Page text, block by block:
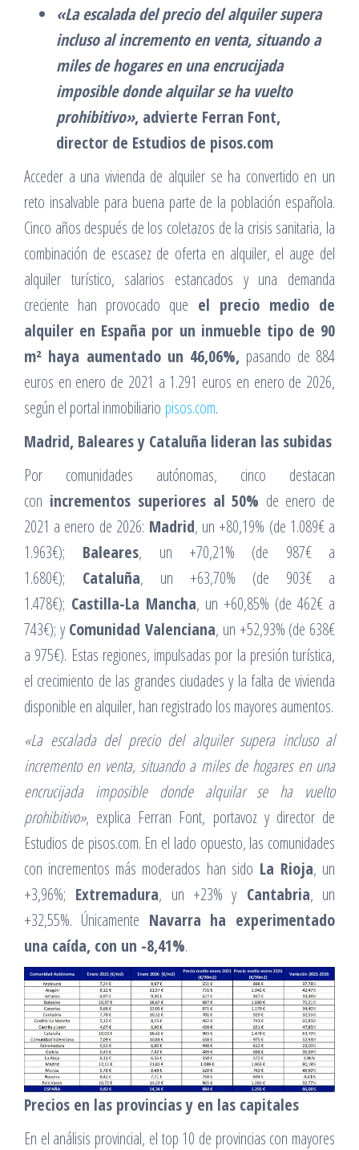
«La escalada del precio del alquiler supera
incluso al incremento en venta, situando a
miles de hogares en una encrucijada
imposible donde alquilar se ha vuelto
prohibitivo», advierte Ferran Font,
director de Estudios de pisos.com
Acceder a una vivienda de alquiler se ha convertido en un
reto insalvable para buena parte de la población española.
Cinco años después de los coletazos de la crisis sanitaria, la
combinación de escasez de oferta en alquiler, el auge del
alquiler turístico, salarios estancados y una demanda
creciente han provocado que el precio medio de
alquiler en España por un inmueble tipo de 90
m² haya aumentado un 46,06%, pasando de 884
euros en enero de 2021 a 1.291 euros en enero de 2026,
según el portal inmobiliario pisos.com.
Madrid, Baleares y Cataluña lideran las subidas
Por comunidades autónomas, cinco destacan
con incrementos superiores al 50% de enero de
2021 a enero de 2026: Madrid, un +80,19% (de 1.089€ a
1.963€); Baleares, un +70,21% (de 987€ a
1.680€); Cataluña, un +63,70% (de 903€ a
1.478€); Castilla-La Mancha, un +60,85% (de 462€ a
743€); yComunidad Valenciana, un +52,93% (de 638€
a 975€). Estas regiones, impulsadas por la presión turística,
el crecimiento de las grandes ciudades y la falta de vivienda
disponible en alquiler, han registrado los mayores aumentos.
«La escalada del precio del alquiler supera incluso al
incremento en venta, situando a miles de hogares en una
encrucijada imposible donde alquilar se ha vuelto
prohibitivo», explica Ferran Font, portavoz y director de
Estudios de pisos.com. En el lado opuesto, las comunidades
con incrementos más moderados han sido La Rioja, un
+3,96%; Extremadura, un +23% y Cantabria, un
+32,55%. Únicamente Navarra ha experimentado
una caída, con un -8,41%.
Precios en las provincias y en las capitales
En el análisis provincial, el top 10 de provincias con mayores